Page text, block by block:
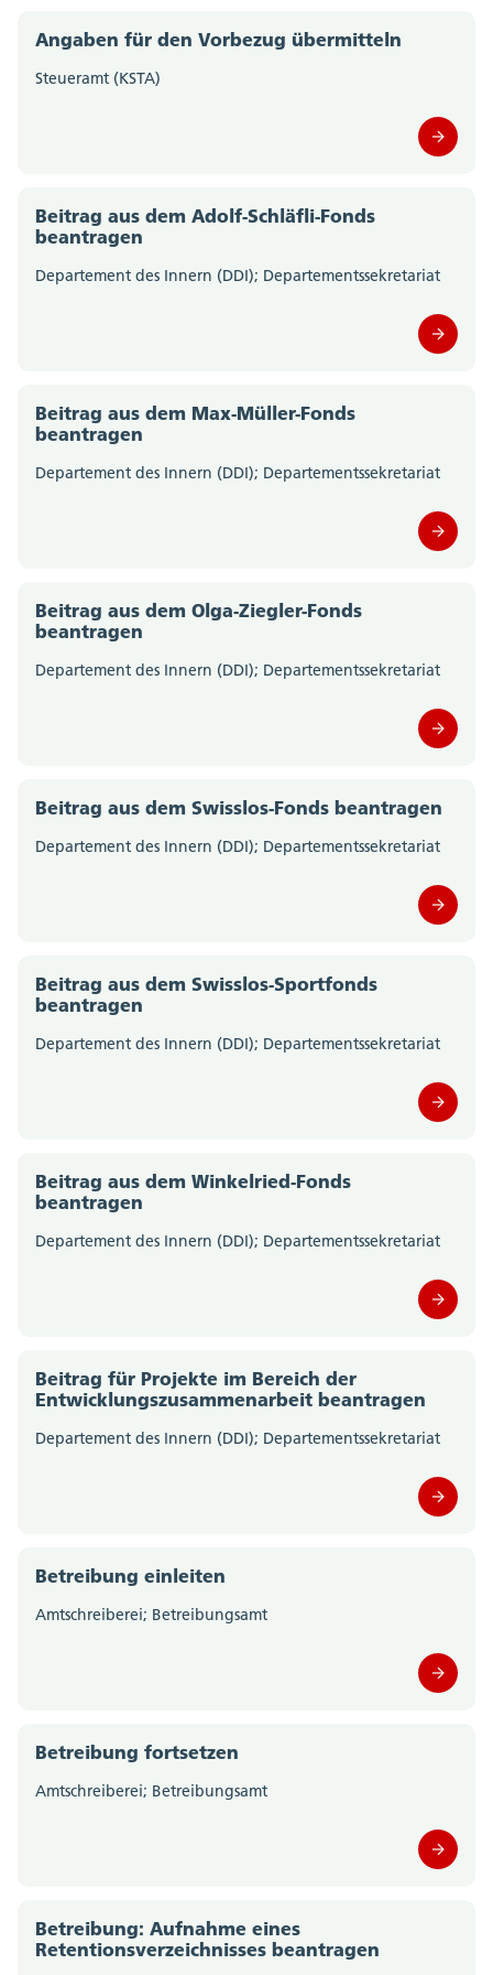
Amt für Geoinformation (0)
Amt für Gesellschaft und Soziales (0)
Amt für Raumplanung (0)
Departement für Bildung und Kultur;
Departementssekretariat (0)
Gesundheitsamt (0)
Polizei Kanton Solothurn (0)
Angaben für den Vorbezug übermitteln
Steueramt (KSTA)
Beitrag aus dem Adolf-Schläfli-Fonds
beantragen
Departement des Innern (DDI); Departementssekretariat
Beitrag aus dem Max-Müller-Fonds
beantragen
Departement des Innern (DDI); Departementssekretariat
Beitrag aus dem Olga-Ziegler-Fonds
beantragen
Departement des Innern (DDI); Departementssekretariat
Beitrag aus dem Swisslos-Fonds beantragen
Departement des Innern (DDI); Departementssekretariat
Beitrag aus dem Swisslos-Sportfonds
beantragen
Departement des Innern (DDI); Departementssekretariat
Beitrag aus dem Winkelried-Fonds
beantragen
Departement des Innern (DDI); Departementssekretariat
Beitrag für Projekte im Bereich der
Entwicklungszusammenarbeit beantragen
Departement des Innern (DDI); Departementssekretariat
Betreibung einleiten
Amtschreiberei; Betreibungsamt
Betreibung fortsetzen
Amtschreiberei; Betreibungsamt
Betreibung: Aufnahme eines
Retentionsverzeichnisses beantragen